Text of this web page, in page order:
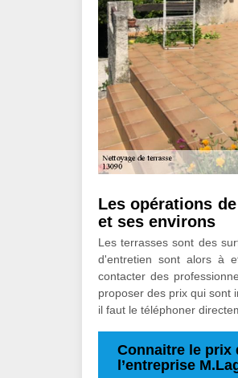
Les opérations
et ses environs
Les terrasses sont des
d'entretien sont alors à
contacter des
proposer des prix qui sont
il faut le téléphoner
Connaitre le prix
l’entreprise